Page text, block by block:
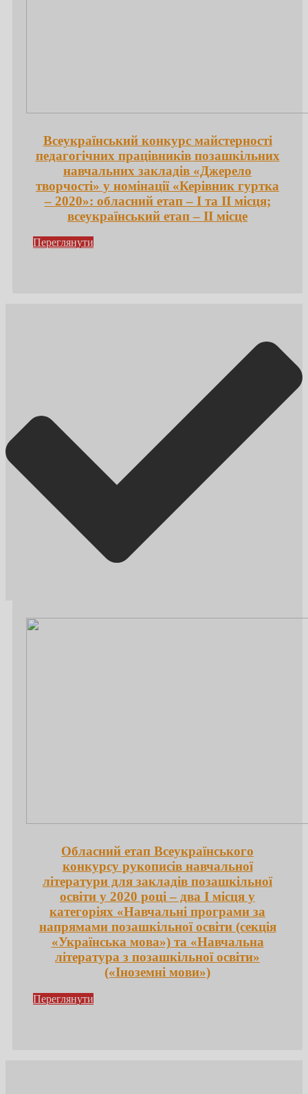
Всеукраїнський конкурс майстерності
педагогічних працівників позашкільних
навчальних закладів «Джерело
творчості» у номінації «Керівник гуртка
– 2020»: обласний етап – І та ІІ місця;
всеукраїнський етап – ІІ місце
Переглянути
Обласний етап Всеукраїнського
конкурсу рукописів навчальної
літератури для закладів позашкільної
освіти у 2020 році – два І місця у
категоріях «Навчальні програми за
напрямами позашкільної освіти (секція
«Українська мова») та «Навчальна
література з позашкільної освіти»
(«Іноземні мови»)
Переглянути